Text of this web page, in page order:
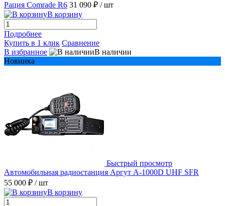
Рация Comrade R6 31 090 ₽ / шт
В корзину
Подробнее
Купить в 1 клик Сравнение
В избранное
В наличии
Новинка
Быстрый просмотр
Автомобильная радиостанция Аргут А-1000D UHF SFR
55 000 ₽ / шт
В корзину